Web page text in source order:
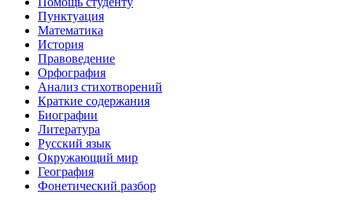
Пунктуация
Математика
История
Правоведение
Орфография
Анализ стихотворений
Краткие содержания
Биографии
Литература
Русский язык
Окружающий мир
География
Фонетический разбор